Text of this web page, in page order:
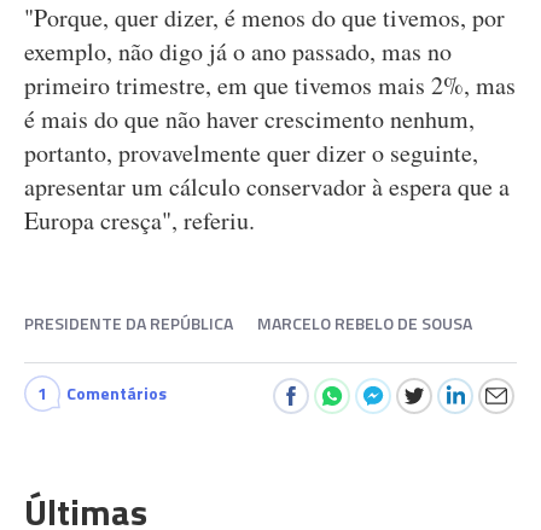
"Porque, quer dizer, é menos do que tivemos, por
exemplo, não digo já o ano passado, mas no
primeiro trimestre, em que tivemos mais 2%, mas
é mais do que não haver crescimento nenhum,
portanto, provavelmente quer dizer o seguinte,
apresentar um cálculo conservador à espera que a
Europa cresça", referiu.
PRESIDENTE DA REPÚBLICA MARCELO REBELO DE SOUSA
1 Comentários
Últimas